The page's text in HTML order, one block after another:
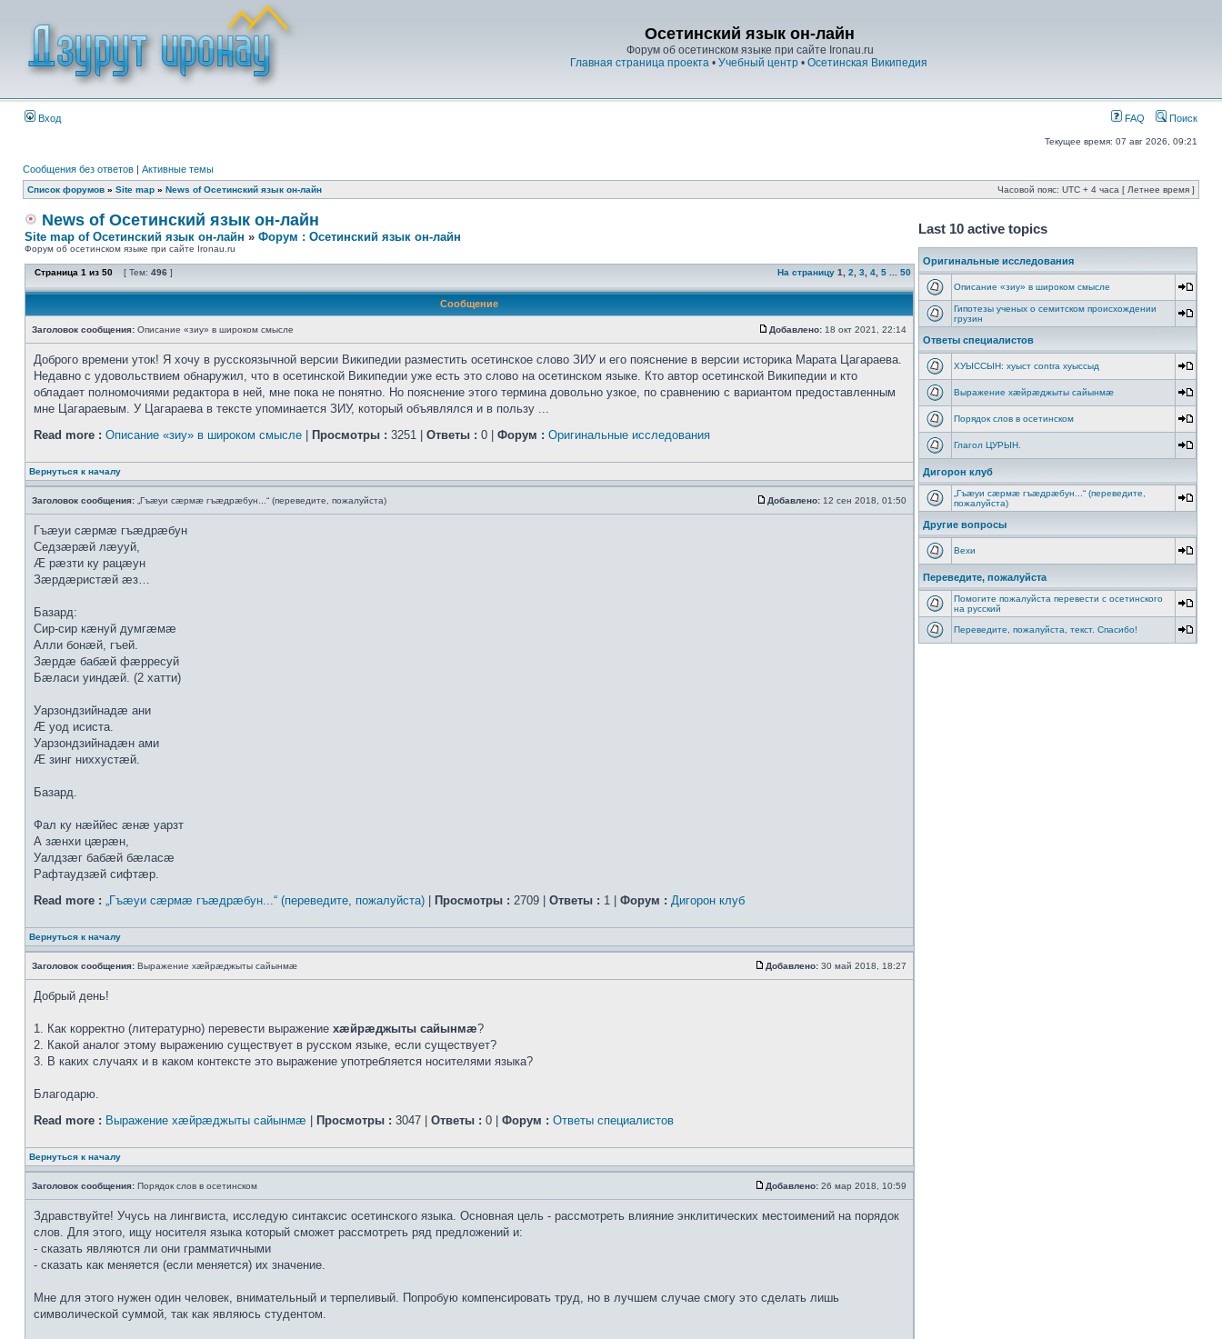
Осетинский язык он-лайн
Форум об осетинском языке при сайте Ironau.ru
Главная страница проекта • Учебный центр • Осетинская Википедия
Вход FAQ Поиск
Текущее время: 07 авг 2026, 09:21
Сообщения без ответов | Активные темы
Список форумов » Site map » News of Осетинский язык он-лайн Часовой пояс: UTC + 4 часа [ Летнее время ]
News of Осетинский язык он-лайн
Site map of Осетинский язык он-лайн » Форум : Осетинский язык он-лайн
Форум об осетинском языке при сайте Ironau.ru
Страница 1 из 50 [ Тем: 496 ] На страницу 1 2 3 4 5 50
Сообщение
Заголовок сообщения: Описание «зиу» в широком смысле Добавлено: 18 окт 2021, 22:14
Доброго времени уток! Я хочу в русскоязычной версии Википедии разместить осетинское слово ЗИУ и его пояснение в версии историка Марата Цагараева.
Недавно с удовольствием обнаружил, что в осетинской Википедии уже есть это слово на осетинском языке. Кто автор осетинской Википедии и кто
обладает полномочиями редактора в ней, мне пока не понятно. Но пояснение этого термина довольно узкое, по сравнению с вариантом предоставленным
мне Цагараевым. У Цагараева в тексте упоминается ЗИУ, который объявлялся и в пользу ...
Read more : Описание «зиу» в широком смысле Просмотры : 3251 | Ответы : 0 | Форум : Оригинальные исследования
Вернуться к началу
Заголовок сообщения: „Гъæуи сæрмæ гъæдрæбун...“ (переведите, пожалуйста) Добавлено: 12 сен 2018, 01:50
Гъæуи сæрмæ гъæдрæбун
Седзæрæй лæууй,
Æ рæзти ку рацæун
Зæрдæристæй æз…
Базард:
Сир-сир кæнуй думгæмæ
Алли бонæй, гъей.
Зæрдæ бабæй фæрресуй
Бæласи уиндæй. (2 хатти)
Уарзондзийнадæ ани
Æ уод исиста.
Уарзондзийнадæн ами
Æ зинг ниххустæй.
Базард.
Фал ку нæййес æнæ уарзт
А зæнхи цæрæн,
Уалдзæг бабæй бæласæ
Рафтаудзæй сифтæр.
Read more : „Гъæуи сæрмæ гъæдрæбун...“ (переведите, пожалуйста) Просмотры : 2709 | Ответы : 1 | Форум : Дигорон клуб
Вернуться к началу
Заголовок сообщения: Выражение хæйрæджыты сайынмæ Добавлено: 30 май 2018, 18:27
Добрый день!
1. Как корректно (литературно) перевести выражение хæйрæджыты сайынмæ?
2. Какой аналог этому выражению существует в русском языке, если существует?
3. В каких случаях и в каком контексте это выражение употребляется носителями языка?
Благодарю.
Read more : Выражение хæйрæджыты сайынмæ Просмотры : 3047 | Ответы : 0 | Форум : Ответы специалистов
Вернуться к началу
Заголовок сообщения: Порядок слов в осетинском Добавлено: 26 мар 2018, 10:59
Здравствуйте! Учусь на лингвиста, исследую синтаксис осетинского языка. Основная цель - рассмотреть влияние энклитических местоимений на порядок
слов. Для этого, ищу носителя языка который сможет рассмотреть ряд предложений и:
- сказать являются ли они грамматичными
- сказать как меняется (если меняется) их значение.
Мне для этого нужен один человек, внимательный и терпеливый. Попробую компенсировать труд, но в лучшем случае смогу это сделать лишь
символической суммой, так как являюсь студентом.
Last 10 active topics
Оригинальные исследования
Описание «зиу» в широком смысле
Гипотезы ученых о семитском происхождении
грузин
Ответы специалистов
ХУЫССЫН: хуыст contra хуыссыд
Выражение хæйрæджыты сайынмæ
Порядок слов в осетинском
Глагол ЦУРЫН.
Дигорон клуб
„Гъæуи сæрмæ гъæдрæбун...“ (переведите,
пожалуйста)
Другие вопросы
Вехи
Переведите, пожалуйста
Помогите пожалуйста перевести с осетинского
на русский
Переведите, пожалуйста, текст. Спасибо!